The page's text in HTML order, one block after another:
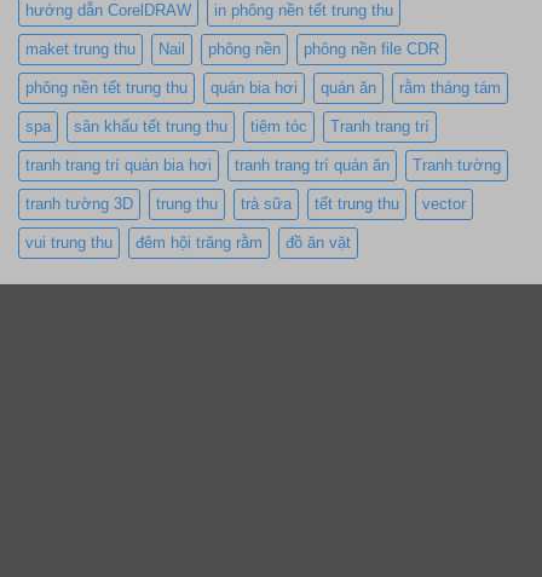
hướng dẫn CorelDRAW in phông nền tết trung thu
maket trung thu Nail phông nền phông nền file CDR
phông nền tết trung thu quán bia hơi quán ăn rằm tháng tám
spa sân khấu tết trung thu tiệm tóc Tranh trang trí
tranh trang trí quán bia hơi tranh trang trí quán ăn Tranh tường
tranh tường 3D trung thu trà sữa tết trung thu vector
vui trung thu đêm hội trăng rằm đồ ăn vặt